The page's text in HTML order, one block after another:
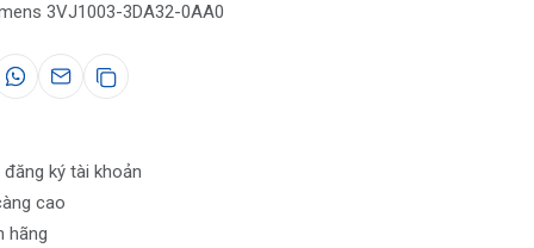
3VJ1003-3DA32-0AA0
ký tài khoản
cao
hãng